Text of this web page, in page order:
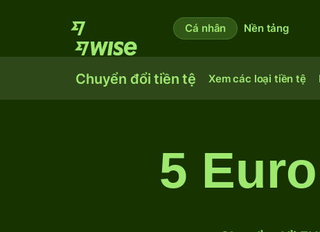
Cá nhân Nền tảng
Chuyển đổi tiền tệ Xem các loại tiền tệ
5